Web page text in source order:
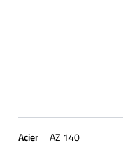
Acier AZ 140